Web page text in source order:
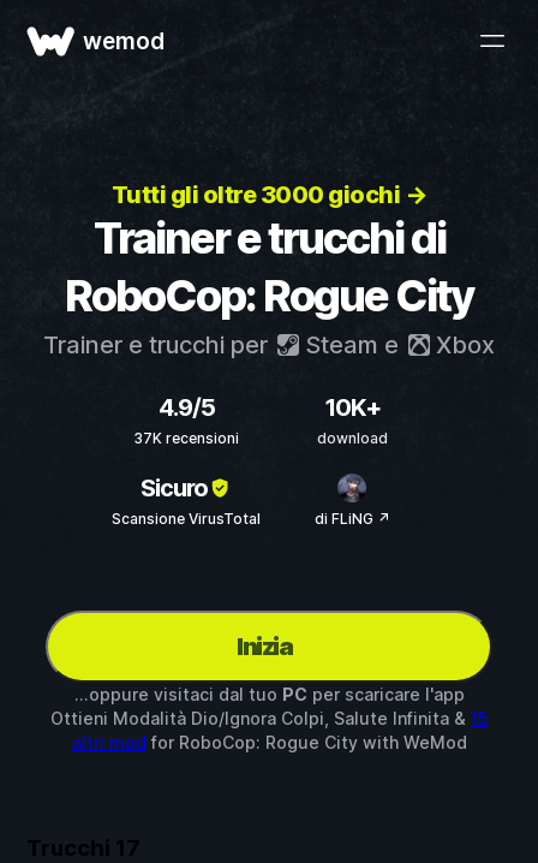
wemod
Tutti gli oltre 3000 giochi →
Trainer e trucchi di
RoboCop: Rogue City
Trainer e trucchi per Steam e Xbox
4.9/5
37K recensioni
10K+
download
Sicuro
Scansione VirusTotal di FLiNG ↗
Inizia
...oppure visitaci dal tuo PC per scaricare l'app
Ottieni Modalità Dio/Ignora Colpi, Salute Infinita & 15
altri mod for RoboCop: Rogue Citywith WeMod
Trucchi 17